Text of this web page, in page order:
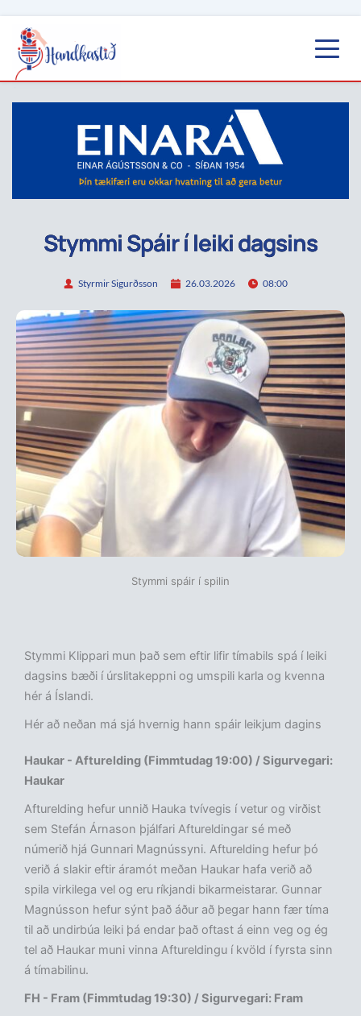
Stymmi Spáir í leiki dagsins
Styrmir Sigurðsson 26.03.2026 08:00
Stymmi spáir í spilin
Stymmi Klippari mun það sem eftir lifir tímabils spá í leiki
dagsins bæði í úrslitakeppni og umspili karla og kvenna
hér á Íslandi.
Hér að neðan má sjá hvernig hann spáir leikjum dagins
Haukar - Afturelding (Fimmtudag 19:00) / Sigurvegari:
Haukar
Afturelding hefur unnið Hauka tvívegis í vetur og virðist
sem Stefán Árnason þjálfari Aftureldingar sé með
númerið hjá Gunnari Magnússyni. Afturelding hefur þó
verið á slakir eftir áramót meðan Haukar hafa verið að
spila virkilega vel og eru ríkjandi bikarmeistarar. Gunnar
Magnússon hefur sýnt það áður að þegar hann fær tíma
til að undirbúa leiki þá endar það oftast á einn veg og ég
tel að Haukar muni vinna Aftureldingu í kvöld í fyrsta sinn
á tímabilinu.
FH - Fram (Fimmtudag 19:30) / Sigurvegari: Fram